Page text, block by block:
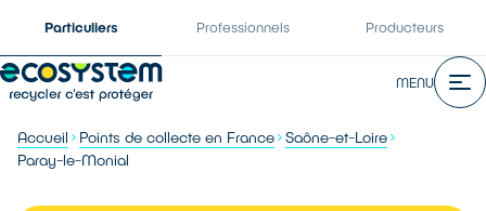
Particuliers Professionnels Producteurs
MENU
Accueil Points de collecte en France Saône-et-Loire
Paray-le-Monial